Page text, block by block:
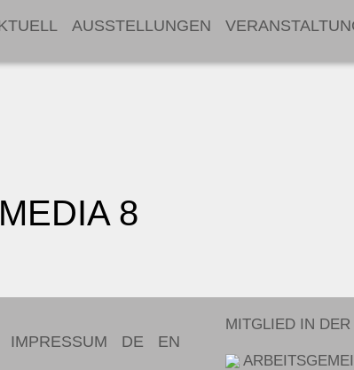
AUSSTELLUNGEN
8
IMPRESSUM DE EN
MITGLIED IN DER